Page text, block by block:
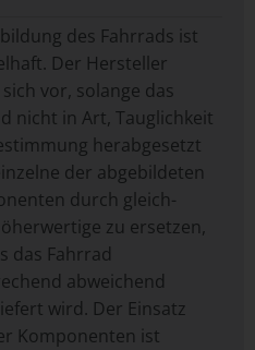
des Fahrrads ist
Der Hersteller
vor, solange das
nicht in Art, Tauglichkeit
herabgesetzt
der abgebildeten
durch gleich-
zu ersetzen,
das Fahrrad
abweichend
wird. Der Einsatz
Komponenten ist